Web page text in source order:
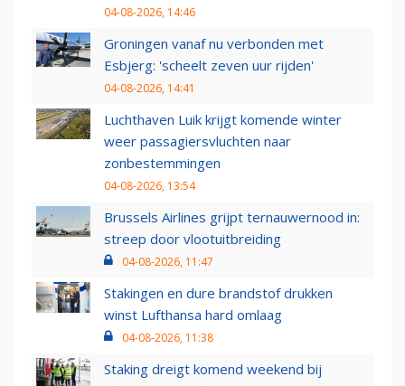
04-08-2026, 14:46
Groningen vanaf nu verbonden met
Esbjerg: 'scheelt zeven uur rijden'
04-08-2026, 14:41
Luchthaven Luik krijgt komende winter
weer passagiersvluchten naar
zonbestemmingen
04-08-2026, 13:54
Brussels Airlines grijpt ternauwernood in:
streep door vlootuitbreiding
04-08-2026, 11:47
Stakingen en dure brandstof drukken
winst Lufthansa hard omlaag
04-08-2026, 11:38
Staking dreigt komend weekend bij